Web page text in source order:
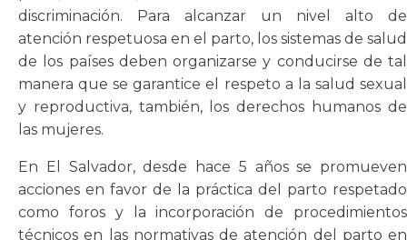
discriminación. Para alcanzar un nivel alto de
atención respetuosa en el parto, los sistemas de salud
de los países deben organizarse y conducirse de tal
manera que se garantice el respeto a la salud sexual
y reproductiva, también, los derechos humanos de
las mujeres.
En El Salvador, desde hace 5 años se promueven
acciones en favor de la práctica del parto respetado
como foros y la incorporación de procedimientos
técnicos en las normativas de atención del parto en